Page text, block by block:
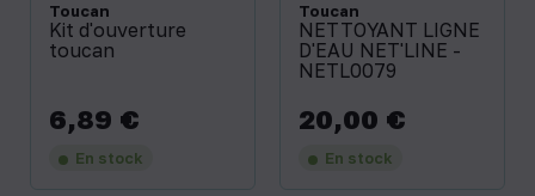
Toucan
Kit d'ouverture
toucan
Prix
6,89 €
En stock
Toucan
NETTOYANT LIGNE
D'EAU NET'LINE -
NETL0079
Prix
20,00 €
En stock